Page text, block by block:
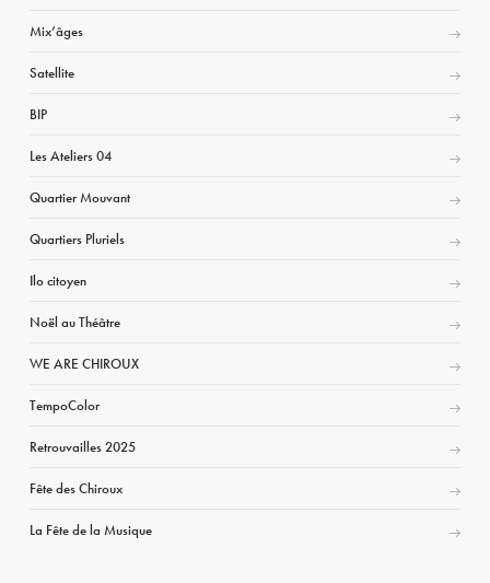
Mix’âges
Satellite
BIP
Les Ateliers 04
Quartier Mouvant
Quartiers Pluriels
Ilo citoyen
Noël au Théâtre
WE ARE CHIROUX
TempoColor
Retrouvailles 2025
Fête des Chiroux
La Fête de la Musique